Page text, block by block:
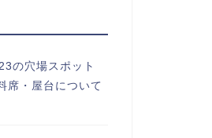
の穴場スポット
席・屋台について